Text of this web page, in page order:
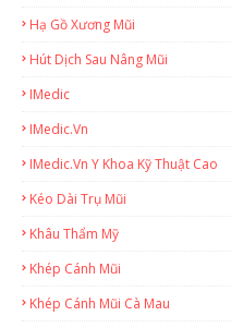
Hạ Gồ Xương Mũi
Hút Dịch Sau Nâng Mũi
IMedic
IMedic.vn
IMedic.vn Y Khoa Kỹ Thuật Cao
Kéo Dài Trụ Mũi
Khâu Thẩm Mỹ
Khép Cánh Mũi
Khép Cánh Mũi Cà Mau